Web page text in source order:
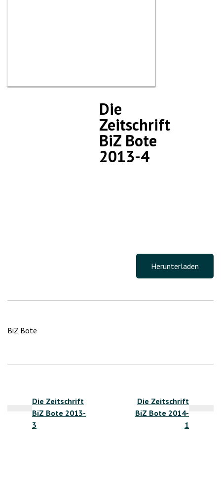
Die
Zeitschrift
BiZ Bote
2013-4
Herunterladen
BiZ Bote
Die Zeitschrift
BiZ Bote 2013-
3
Die Zeitschrift
BiZ Bote 2014-
1